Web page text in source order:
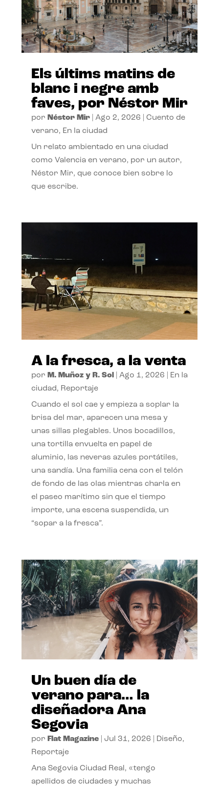
Els últims matins de
blanc i negre amb
faves, por Néstor Mir
por Néstor Mir| Ago 2, 2026
Cuento de
verano, En la ciudad
Un relato ambientado en una ciudad
como Valencia en verano, por un autor,
Néstor Mir, que conoce bien sobre lo
que escribe.
A la fresca, a la venta
por M. Muñoz y R. Sol| Ago 1, 2026
En la
ciudad, Reportaje
Cuando el sol cae y empieza a soplar la
brisa del mar, aparecen una mesa y
unas sillas plegables. Unos bocadillos,
una tortilla envuelta en papel de
aluminio, las neveras azules portátiles,
una sandía. Una familia cena con el telón
de fondo de las olas mientras charla en
el paseo marítimo sin que el tiempo
importe, una escena suspendida, un
“sopar a la fresca”.
Un buen día de
verano para… la
diseñadora Ana
Segovia
por Flat Magazine| Jul 31, 2026 Diseño,
Reportaje
Ana Segovia Ciudad Real, «tengo
apellidos de ciudades y muchas